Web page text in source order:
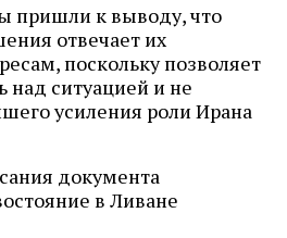
пришли к выводу, что
отвечает их
поскольку позволяет
над ситуацией и не
усиления роли Ирана
документа
в Ливане